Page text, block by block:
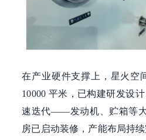
在产业硬件支撑上，星火空
10000 平米，已构建研发设
速迭代——发动机、贮箱等大
房已启动装修，产能布局持续